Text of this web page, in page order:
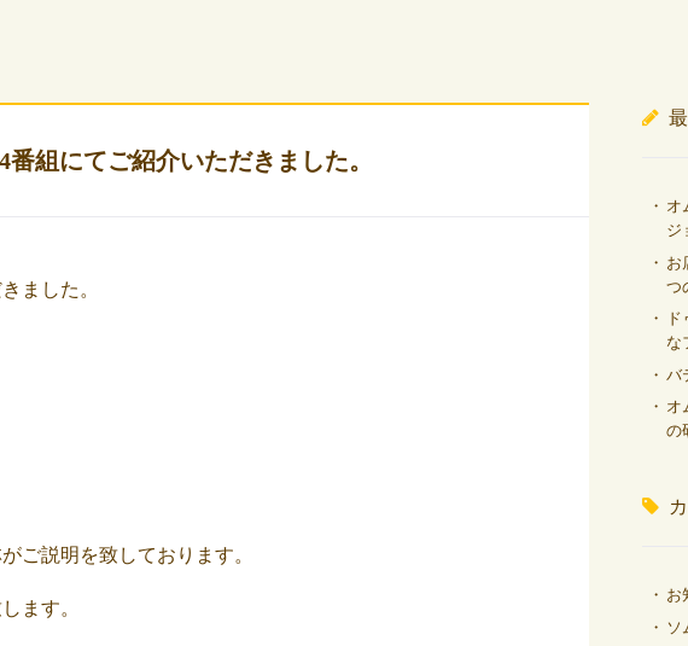
組にてご紹介いただきました。
ました。
ご説明を致しております。
ます。
オ
ジ
お
つ
な
バ
オ
の
お
ソ